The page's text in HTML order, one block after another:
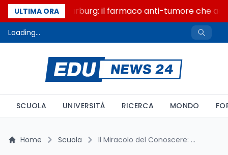
ULTIMA ORA
Un secolo di Warburg: il farmaco anti-tumore che
Loading...
SCUOLA UNIVERSITÀ RICERCA MONDO
Home Scuola Il Miracolo del Conoscere: Quando la Passione degli Studenti Spiazza anche gli Insegnanti